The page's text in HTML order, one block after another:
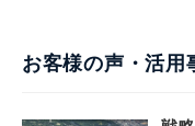
お客様の声・活用